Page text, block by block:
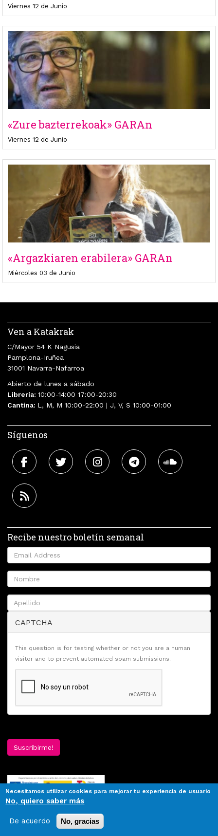
Viernes 12 de Junio
«Zure bazterrekoak» GARAn
Viernes 12 de Junio
«Argazkiaren erabilera» GARAn
Miércoles 03 de Junio
Ven a Katakrak
C/Mayor 54 K Nagusia
Pamplona-Iruñea
31001 Navarra-Nafarroa
Abierto de lunes a sábado
Librería: 10:00-14:00 17:00-20:30
Cantina: L, M, M 10:00-22:00 | J, V, S 10:00-01:00
Síguenos
Recibe nuestro boletín semanal
CAPTCHA
This question is for testing whether or not you are a human
visitor and to prevent automated spam submissions.
Suscribirme!
Necesitamos utilizar cookies para mejorar tu experiencia de usuario
No, quiero saber más
De acuerdo No, gracias